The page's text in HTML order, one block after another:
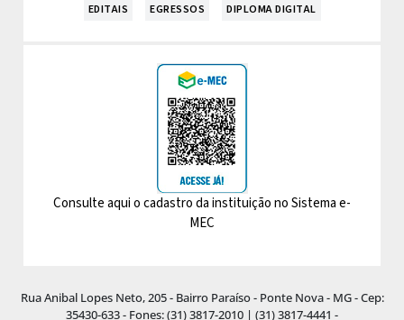
EDITAIS
EGRESSOS DIPLOMA DIGITAL
Consulte aqui o cadastro da instituição no Sistema e-
MEC
Rua Anibal Lopes Neto, 205 - Bairro Paraíso - Ponte Nova - MG - Cep:
35430-633 - Fones: (31) 3817-2010 | (31) 3817-4441 -